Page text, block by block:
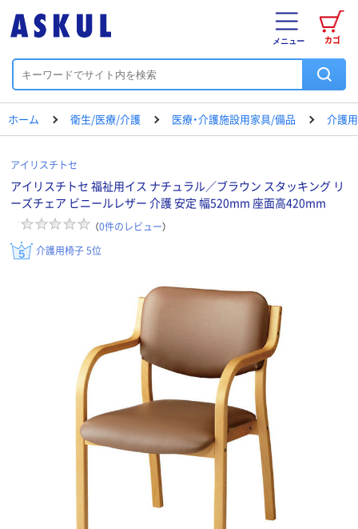
カゴ
メニュー
ホーム 衛生/医療/介護 医療・介護施設用家具/備品 介護
アイリスチトセ
アイリスチトセ 福祉用イス ナチュラル／ブラウン スタッキング リ
ーズチェア ビニールレザー 介護 安定 幅520mm 座面高420mm
（0件のレビュー）
介護用椅子 5位